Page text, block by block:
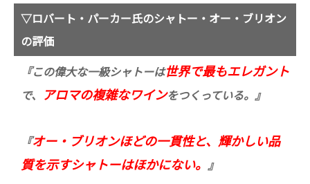
▽ロバート・パーカー氏のシャトー・オー・ブリオン
の評価
『この偉大な一級シャトーは世界で最もエレガント
で、 アロマの複雑なワインをつくっている。』
『オー・ブリオンほどの一貫性と、輝かしい品
質を示すシャトーはほかにない。 』